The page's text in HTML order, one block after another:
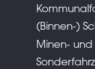
(Binnen-)
Minen-